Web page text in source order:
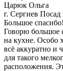
Царюк Ольга
г. Сергиев Посад
Большое спасибо!
Говорю большое
на кухне. Особо
всё аккуратно и
для такого
расположения.